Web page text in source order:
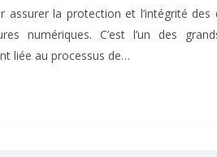
la protection et l’intégrité des
numériques. C’est l’un des
liée au processus de…